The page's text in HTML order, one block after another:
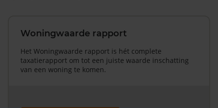
Woningwaarde rapport
Het Woningwaarde rapport is hét complete
taxatierapport om tot een juiste waarde inschatting
van een woning te komen.